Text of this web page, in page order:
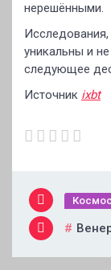
нерешёнными.
уникальны и
следующее
Источник ixbt
Космос